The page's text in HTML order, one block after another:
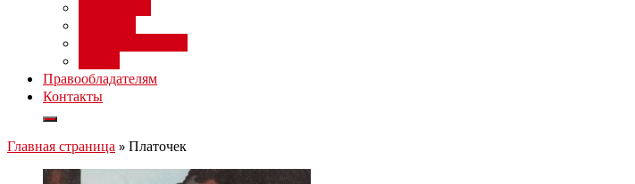
Правообладателям
Контакты
Главная страница » Платочек